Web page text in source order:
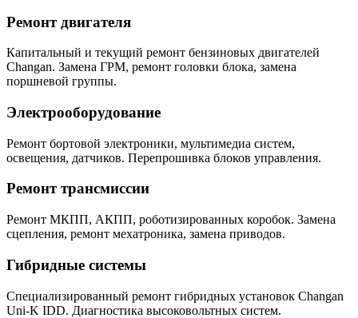
Ремонт двигателя
Капитальный и текущий ремонт бензиновых двигателей
Changan. Замена ГРМ, ремонт головки блока, замена
поршневой группы.
Электрооборудование
Ремонт бортовой электроники, мультимедиа систем,
освещения, датчиков. Перепрошивка блоков управления.
Ремонт трансмиссии
Ремонт МКПП, АКПП, роботизированных коробок. Замена
сцепления, ремонт мехатроника, замена приводов.
Гибридные системы
Специализированный ремонт гибридных установок Changan
Uni-K IDD. Диагностика высоковольтных систем.